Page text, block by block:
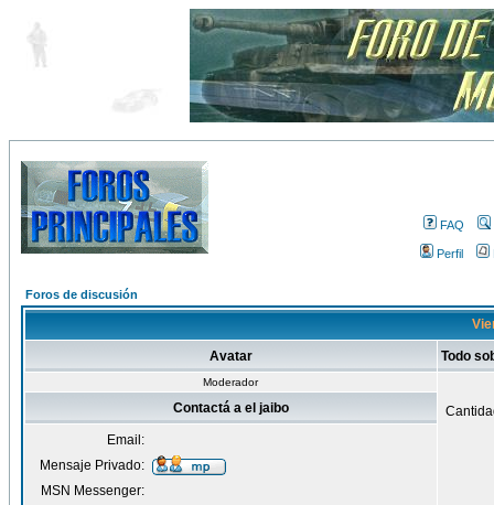
FAQ
Perfil
Foros de discusión
Avatar Todo
Moderador
Contactá a el jaibo
Email:
Mensaje Privado:
MSN Messenger: